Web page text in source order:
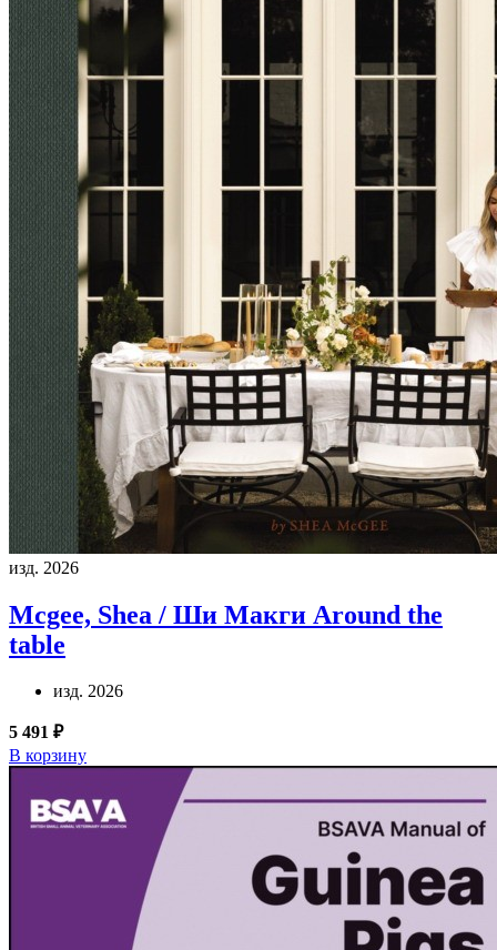
изд. 2026
Mcgee, Shea / Ши Макги Around the
table
изд. 2026
5 491 ₽
В корзину